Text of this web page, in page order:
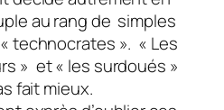
au rang de simples
technocrates ». « Les
» et « les surdoués »
fait mieux.